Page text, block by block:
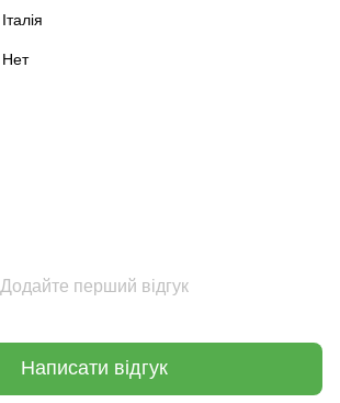
Італія
Нет
Додайте перший відгук
Написати відгук